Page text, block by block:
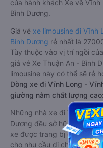
của hành khách Xe về
Bình Dương.
Giá vé xe limousine đi Vĩnh
Bình Dương rẻ nhất là
Tùy thuộc vào vị trí ngồi
giá vé Xe Thuận An - Bình
limousine này có thể sẽ rẻ
Dòng xe đi Vĩnh Long -
giường nằm chất lượng
Những nhà xe đi Vĩnh
Dương đều sở hữu những
xe được trang bị đầy đủ
cho nhu cầu di chuyển của